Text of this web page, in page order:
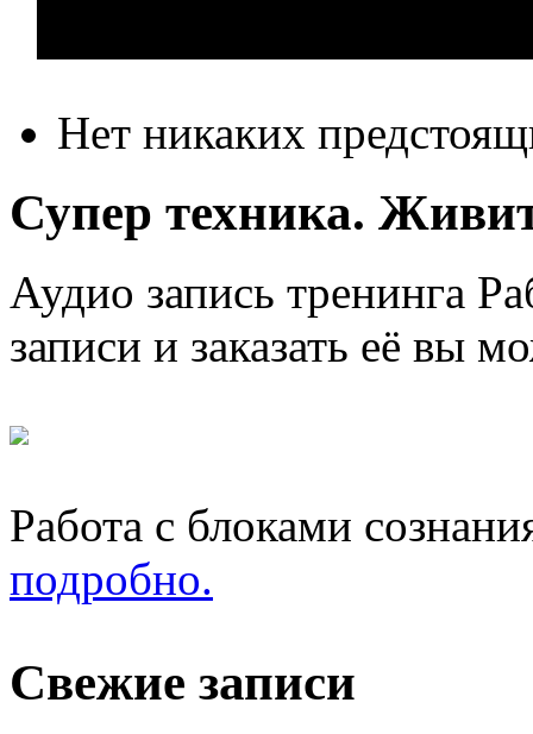
Нет никаких
Супер техника.
Аудио запись тренинга
записи и заказать её вы
Работа с блоками
подробно.
Свежие записи